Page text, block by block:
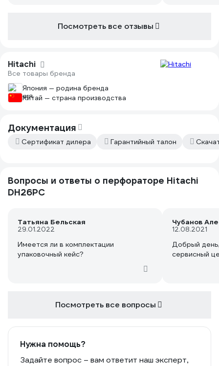
Посмотреть все отзывы
Hitachi
Все товары бренда
Япония — родина бренда
Китай — страна производства
Документация
Сертификат дилера Гарантийный талон
Вопросы и ответы о перфораторе Hitachi
DH26PC
Татьяна Бельская
29.01.2022
Имеется ли в комплектации
упаковочный кейс?
Чубанов
12.08.2021
Добрый
сервисный
Посмотреть все вопросы
Нужна помощь?
Задайте вопрос – вам ответит наш эксперт,